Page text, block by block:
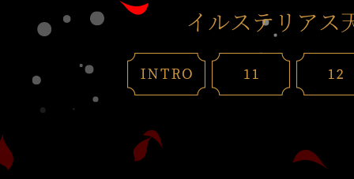
イルステリアス